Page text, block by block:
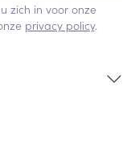
zich in voor onze
privacy policy.